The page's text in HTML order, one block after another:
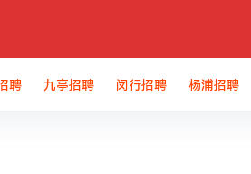
聘 九亭招聘 闵行招聘 杨浦招聘